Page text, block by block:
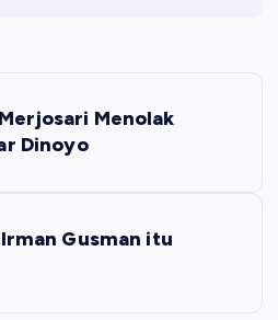
Menolak
Dinoyo
Gusman itu